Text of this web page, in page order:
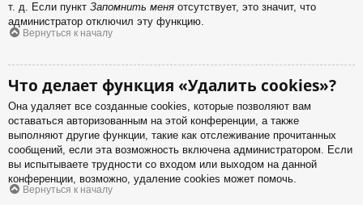
т. д. Если пункт Запомнить меня отсутствует, это значит, что
администратор отключил эту функцию.
Вернуться к началу
Что делает функция «Удалить cookies»?
Она удаляет все созданные cookies, которые позволяют вам
оставаться авторизованным на этой конференции, а также
выполняют другие функции, такие как отслеживание прочитанных
сообщений, если эта возможность включена администратором. Если
вы испытываете трудности со входом или выходом на данной
конференции, возможно, удаление cookies может помочь.
Вернуться к началу